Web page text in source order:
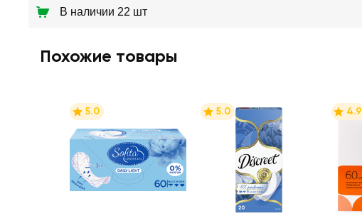
В наличии 22 шт
Похожие товары
5.0 5.0 4.9